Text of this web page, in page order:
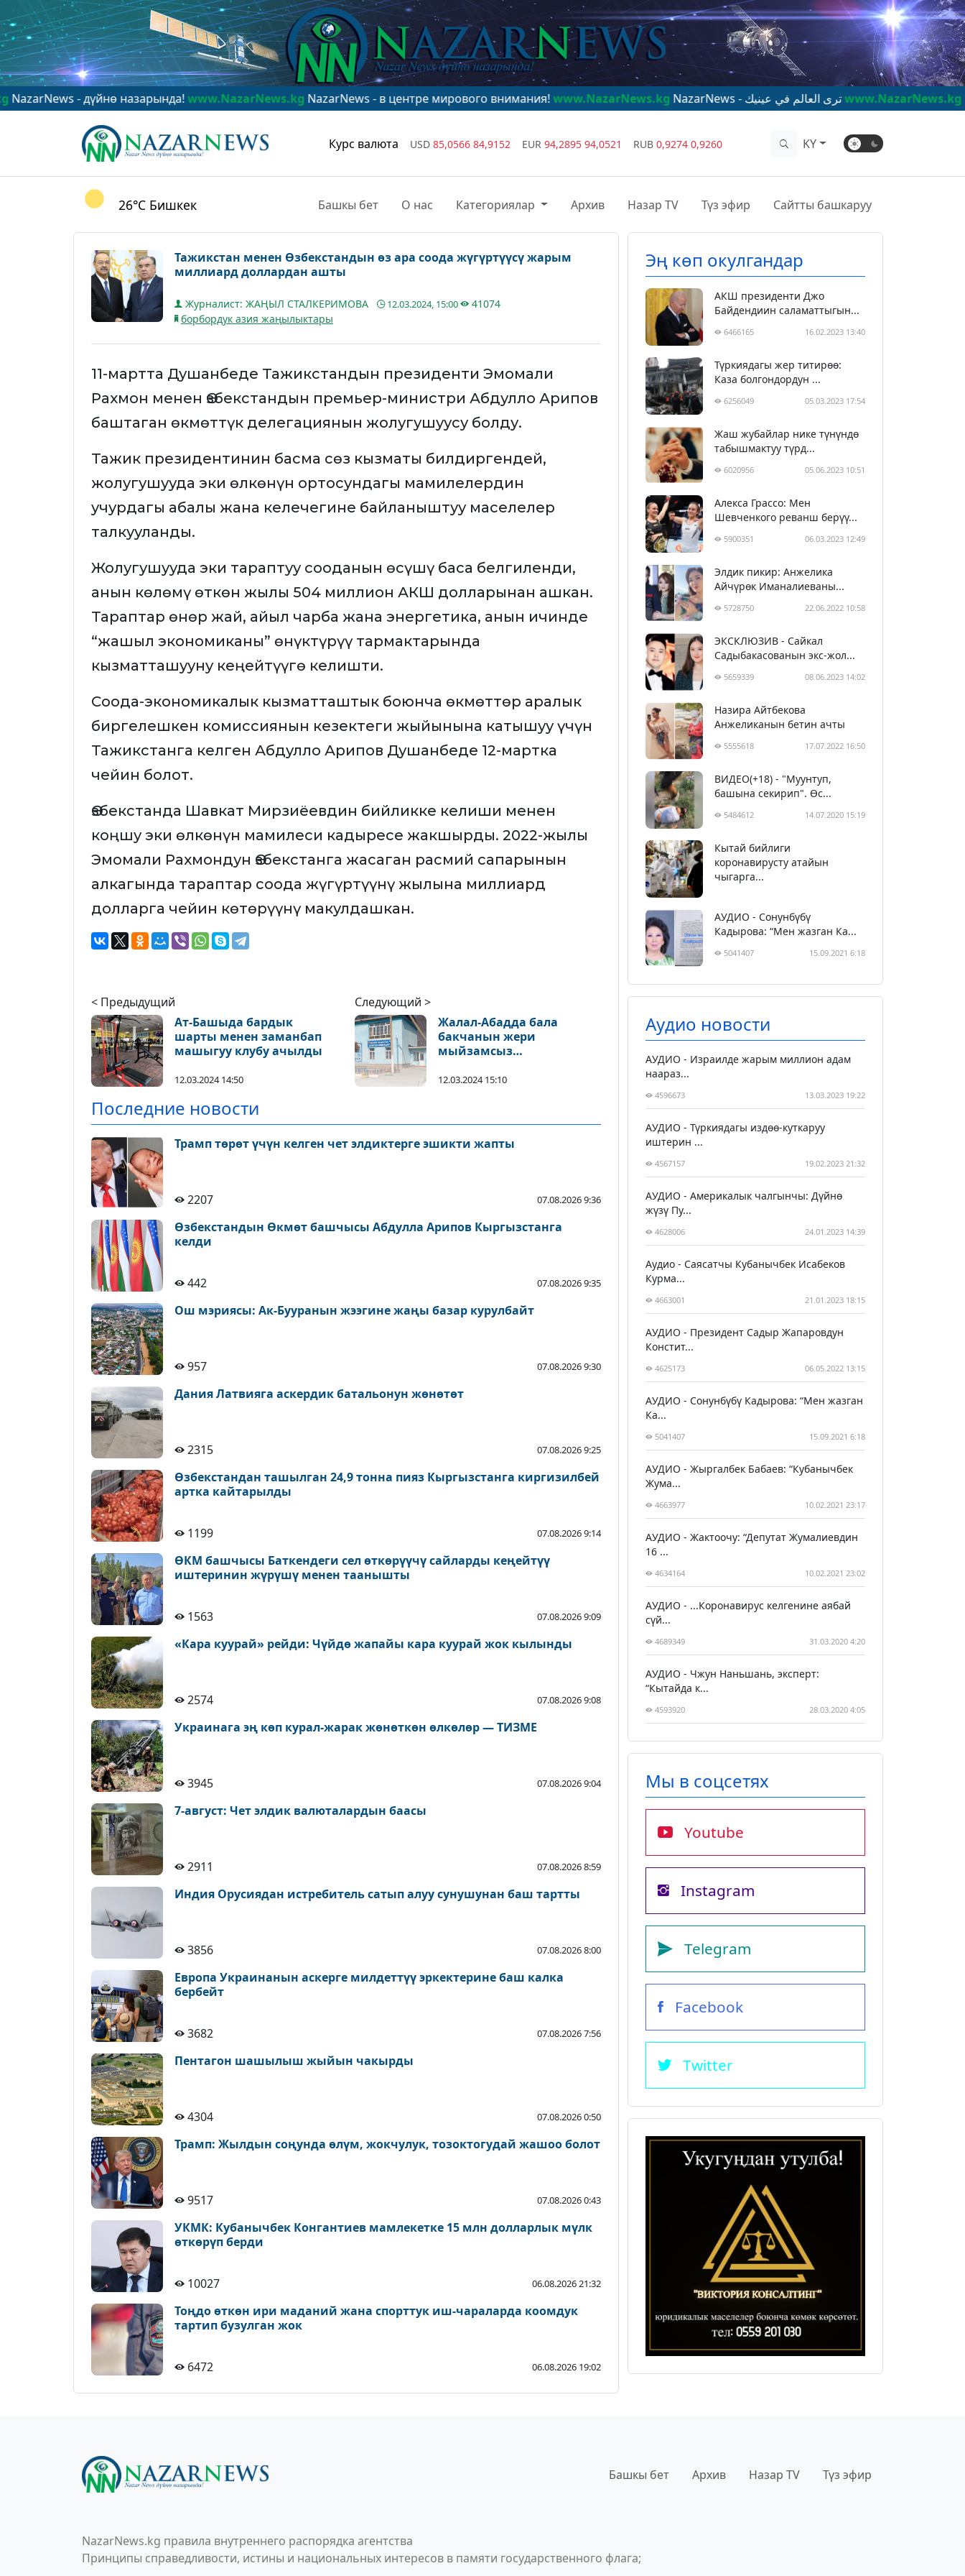
- дүйнө назарында!www.NazarNews.kgNazarNews - в центре мирового внимания!www.NazarNews.kg NazarNews - ترى العالم في عينيكwww.NazarNews.kg
Курс валюта USD 85,0566 84,9152 EUR 94,2895 94,0521 RUB 0,9274 0,9260 KY
26°C Бишкек Башкы бет О нас Категориялар Архив Назар TV Түз эфир Сайтты башкаруу
Тажикстан менен Өзбекстандын өз ара соода жүгүртүүсү жарым
миллиард доллардан ашты
Журналист: ЖАҢЫЛ СТАЛКЕРИМОВА 12.03.2024, 15:00
41074
борбордук азия жаңылыктары
11-мартта Душанбеде Тажикстандын президенти Эмомали
Рахмон менен Өзбекстандын премьер-министри Абдулло Арипов
баштаган өкмөттүк делегациянын жолугушуусу болду.
Тажик президентинин басма сөз кызматы билдиргендей,
жолугушууда эки өлкөнүн ортосундагы мамилелердин
учурдагы абалы жана келечегине байланыштуу маселелер
талкууланды.
Жолугушууда эки тараптуу сооданын өсүшү баса белгиленди,
анын көлөмү өткөн жылы 504 миллион АКШ долларынан ашкан.
Тараптар өнөр жай, айыл чарба жана энергетика, анын ичинде
“жашыл экономиканы” өнүктүрүү тармактарында
кызматташууну кеңейтүүгө келишти.
Соода-экономикалык кызматташтык боюнча өкмөттөр аралык
биргелешкен комиссиянын кезектеги жыйынына катышуу үчүн
Тажикстанга келген Абдулло Арипов Душанбеде 12-мартка
чейин болот.
Өзбекстанда Шавкат Мирзиёевдин бийликке келиши менен
коңшу эки өлкөнүн мамилеси кадыресе жакшырды. 2022-жылы
Эмомали Рахмондун Өзбекстанга жасаган расмий сапарынын
алкагында тараптар соода жүгүртүүнү жылына миллиард
долларга чейин көтөрүүнү макулдашкан.
< Предыдущий
Ат-Башыда бардык
шарты менен заманбап
машыгуу клубу ачылды
12.03.2024 14:50
Следующий >
Жалал-Абадда бала
бакчанын жери
мыйзамсыз
Кылмыш иши козголду
12.03.2024 15:10
Последние новости
Трамп төрөт үчүн келген чет элдиктерге эшикти жапты
2207 07.08.2026 9:36
Өзбекстандын Өкмөт башчысы Абдулла Арипов Кыргызстанга
келди
442 07.08.2026 9:35
Ош мэриясы: Ак-Бууранын жээгине жаңы базар курулбайт
957 07.08.2026 9:30
Дания Латвияга аскердик батальонун жөнөтөт
2315 07.08.2026 9:25
Өзбекстандан ташылган 24,9 тонна пияз Кыргызстанга киргизилбей
артка кайтарылды
1199 07.08.2026 9:14
ӨКМ башчысы Баткендеги сел өткөрүүчү сайларды кеңейтүү
иштеринин жүрүшү менен таанышты
1563 07.08.2026 9:09
«Кара куурай» рейди: Чүйдө жапайы кара куурай жок кылынды
2574 07.08.2026 9:08
Украинага эң көп курал-жарак жөнөткөн өлкөлөр — ТИЗМЕ
3945 07.08.2026 9:04
7-август: Чет элдик валюталардын баасы
2911 07.08.2026 8:59
Индия Орусиядан истребитель сатып алуу сунушунан баш тартты
3856 07.08.2026 8:00
Европа Украинанын аскерге милдеттүү эркектерине баш калка
бербейт
3682 07.08.2026 7:56
Пентагон шашылыш жыйын чакырды
4304 07.08.2026 0:50
Трамп: Жылдын соңунда өлүм, жокчулук, тозоктогудай жашоо болот
9517 07.08.2026 0:43
УКМК: Кубанычбек Конгантиев мамлекетке 15 млн долларлык мүлк
өткөрүп берди
10027 06.08.2026 21:32
Тоңдо өткөн ири маданий жана спорттук иш-чараларда коомдук
тартип бузулган жок
6472 06.08.2026 19:02
Эң көп окулгандар
АКШ президенти Джо
Байдендиин саламаттыгын...
6466165 16.02.2023 13:40
Түркиядагы жер титирөө:
Каза болгондордун ...
6256049 05.03.2023 17:54
Жаш жубайлар нике түнүндө
табышмактуу түрд...
6020956 05.06.2023 10:51
Алекса Грассо: Мен
Шевченкого реванш берүү...
5900351 06.03.2023 12:49
Элдик пикир: Анжелика
Айчүрөк Иманалиеваны...
5728750 22.06.2022 10:58
ЭКСКЛЮЗИВ - Сайкал
Садыбакасованын экс-жол...
5659339 08.06.2023 14:02
Назира Айтбекова
Анжеликанын бетин ачты
5555618 17.07.2022 16:50
ВИДЕО(+18) - "Муунтуп,
башына секирип". Өс...
5484612 14.07.2020 15:19
Кытай бийлиги
коронавирусту атайын
чыгарга...
АУДИО - Сонунбүбү
Кадырова: “Мен жазган Ка...
5041407 15.09.2021 6:18
Аудио новости
АУДИО - Израилде жарым миллион адам
наараз...
4596673 13.03.2023 19:22
АУДИО - Түркиядагы издөө-куткаруу
иштерин ...
4567157 19.02.2023 21:32
АУДИО - Америкалык чалгынчы: Дүйнө
жүзү Пу...
4628006 24.01.2023 14:39
Аудио - Саясатчы Кубанычбек Исабеков
Курма...
4663001 21.01.2023 18:15
АУДИО - Президент Садыр Жапаровдун
Констит...
4625173 06.05.2022 13:15
АУДИО - Сонунбүбү Кадырова: “Мен жазган
Ка...
5041407 15.09.2021 6:18
АУДИО - Жыргалбек Бабаев: “Кубанычбек
Жума...
4663977 10.02.2021 23:17
АУДИО - Жактоочу: “Депутат Жумалиевдин
16 ...
4634164 10.02.2021 23:02
АУДИО - ...Коронавирус келгенине аябай
сүй...
4689349 31.03.2020 4:20
АУДИО - Чжун Наньшань, эксперт:
“Кытайда к...
4593920 28.03.2020 4:05
Мы в соцсетях
Youtube
Instagram
Telegram
Facebook
Twitter
Башкы бет Архив Назар TV Түз эфир
NazarNews.kg правила внутреннего распорядка агентства
Принципы справедливости, истины и национальных интересов в памяти государственного флага;